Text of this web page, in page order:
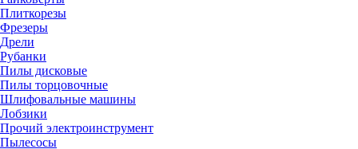
Плиткорезы
Фрезеры
Дрели
Рубанки
Пилы дисковые
Пилы торцовочные
Шлифовальные машины
Лобзики
Прочий электроинструмент
Пылесосы